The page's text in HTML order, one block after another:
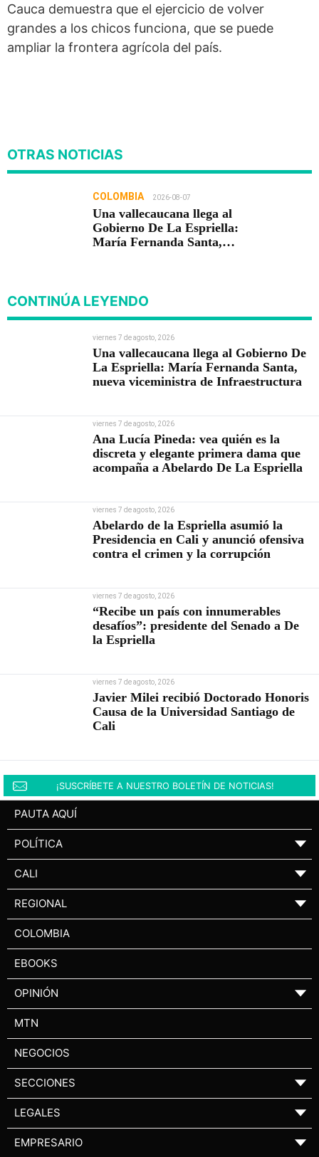
Cauca demuestra que el ejercicio de volver
grandes a los chicos funciona, que se puede
ampliar la frontera agrícola del país.
OTRAS NOTICIAS
COLOMBIA 2026-08-07
Una vallecaucana llega al
Gobierno De La Espriella:
María Fernanda Santa,
CONTINÚA LEYENDO
viernes 7 de agosto, 2026
Una vallecaucana llega al Gobierno De
La Espriella: María Fernanda Santa,
nueva viceministra de Infraestructura
viernes 7 de agosto, 2026
Ana Lucía Pineda: vea quién es la
discreta y elegante primera dama que
acompaña a Abelardo De La Espriella
viernes 7 de agosto, 2026
Abelardo de la Espriella asumió la
Presidencia en Cali y anunció ofensiva
contra el crimen y la corrupción
viernes 7 de agosto, 2026
“Recibe un país con innumerables
desafíos”: presidente del Senado a De
la Espriella
viernes 7 de agosto, 2026
Javier Milei recibió Doctorado Honoris
Causa de la Universidad Santiago de
Cali
¡SUSCRÍBETE A NUESTRO BOLETÍN DE NOTICIAS!
PAUTA AQUÍ
POLÍTICA ▼
CALI ▼
REGIONAL ▼
COLOMBIA
EBOOKS
OPINIÓN ▼
MTN
NEGOCIOS
SECCIONES ▼
LEGALES ▼
EMPRESARIO ▼